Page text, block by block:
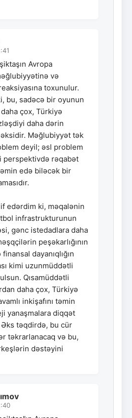
Avropa
və
toxunulur.
bu, sadəcə bir oyunun
çox, Türkiyə
daha dərin
Məğlubiyyət tək
deyil; əsl problem
perspektivdə rəqabət
edə biləcək bir
edərdim ki, məqalənin
infrastrukturunun
gənc istedadlara daha
peşəkarlığının
finansal dayanıqlığın
kimi uzunmüddətli
Qısamüddətli
daha çox, Türkiyə
inkişafını təmin
yanaşmalara diqqət
təqdirdə, bu cür
təkrarlanacaq və bu,
dəstəyini